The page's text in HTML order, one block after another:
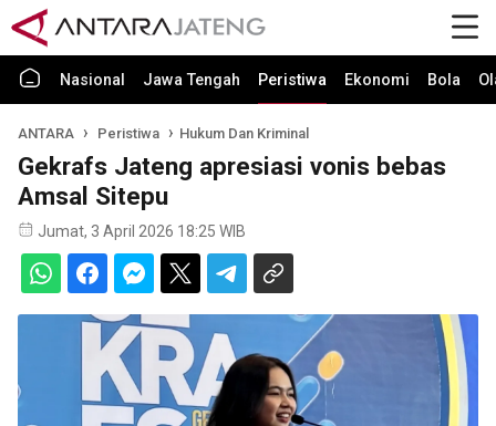
Nasional Jawa Tengah Peristiwa Ekonomi Bola
ANTARA Peristiwa Hukum Dan Kriminal
Gekrafs Jateng apresiasi vonis bebas
Amsal Sitepu
Jumat, 3 April 2026 18:25 WIB